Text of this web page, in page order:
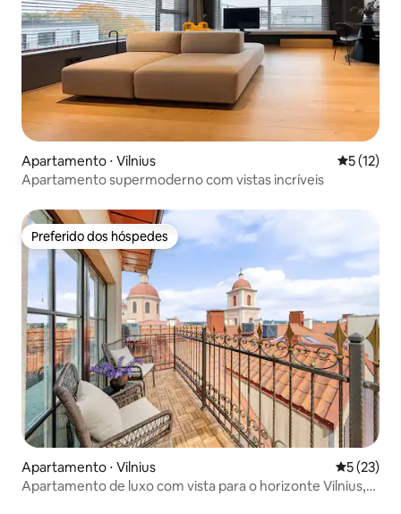
Apartamento ⋅ Vilnius 5 de uma
5 (12)
Apartamento supermoderno com vistas incríveis
Preferido dos hóspedes
Preferido dos hóspedes
Apartamento ⋅ Vilnius 5 de uma
5 (23)
Apartamento de luxo com vista para o horizonte Vilnius,